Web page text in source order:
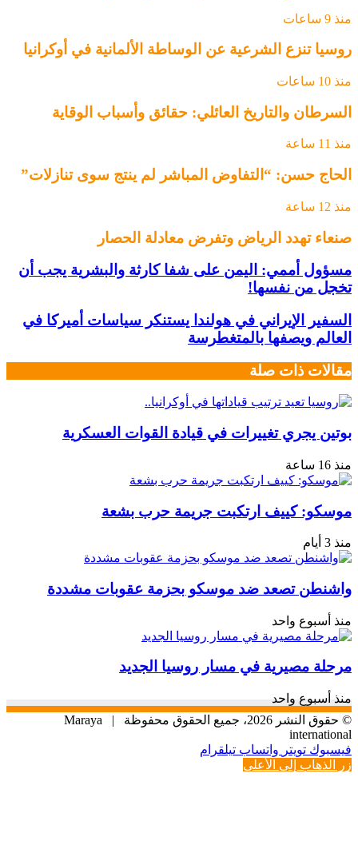
منذ 9 ساعات
روسيا تنزع الشرعية عن الوساطة الألمانية في أوكرانيا
منذ 10 ساعات
السرطان والتاريخ العائلي: حقائق وأسباب الوقاية
منذ 11 ساعة
الحاج حسن: “التفاوض المباشر لم ينتج سوى تنازلات”
منذ 12 ساعة
صنعاء تهدد الرياض وتفرض معادلة الحصار
مسؤول أممي: اليمن على شفا كارثة والبشرية يجب أن
تخجل من نفسها!
السفير الإيراني في هولندا يستنكر سياسات أميركا في
العالم ويصفها بالمتغطرسة
مقالات ذات صلة
بوتين يجري تغييرات في قيادة القوات العسكرية
منذ 16 ساعة
موسكو: كييف ارتكبت جريمة حرب بشعة
منذ 3 أيام
واشنطن تصعد ضد موسكو بحزمة عقوبات مشددة
منذ أسبوع واحد
مرحلة مصيرية في مسار روسيا الجديد
منذ أسبوع واحد
© حقوق النشر 2026، جميع الحقوق محفوظة |
Maraya
international
فيسبوك تويتر واتساب تيلقرام
زر الذهاب إلى الأعلى